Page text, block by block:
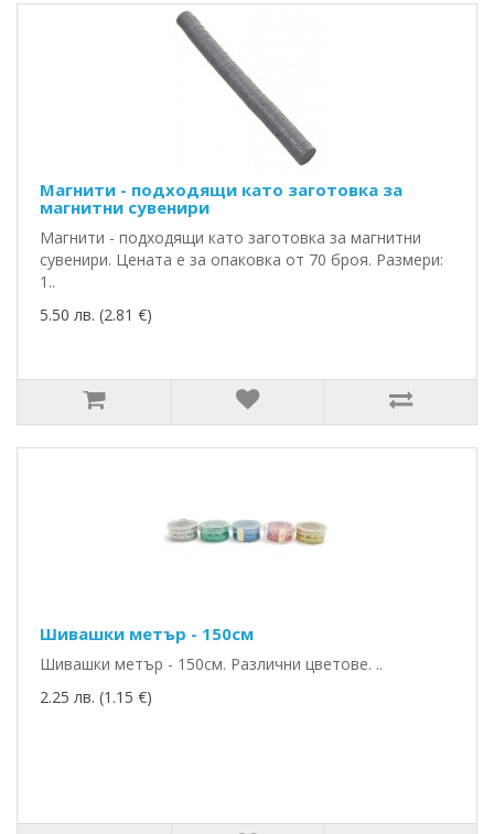
Магнити - подходящи като заготовка за
магнитни сувенири
Магнити - подходящи като заготовка за магнитни
сувенири. Цената е за опаковка от 70 броя. Размери:
1..
5.50 лв. (2.81 €)
Шивашки метър - 150см
Шивашки метър - 150см. Различни цветове. ..
2.25 лв. (1.15 €)